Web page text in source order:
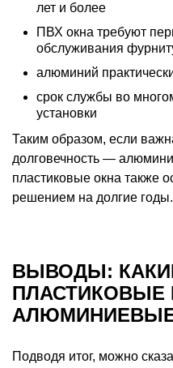
лет и более
ПВХ окна требуют
обслуживания
алюминий
срок службы во
установки
Таким образом, если
долговечность —
пластиковые окна также
решением на долгие годы.
ВЫВОДЫ:
ПЛАСТИКОВЫЕ
Подводя итог, можно